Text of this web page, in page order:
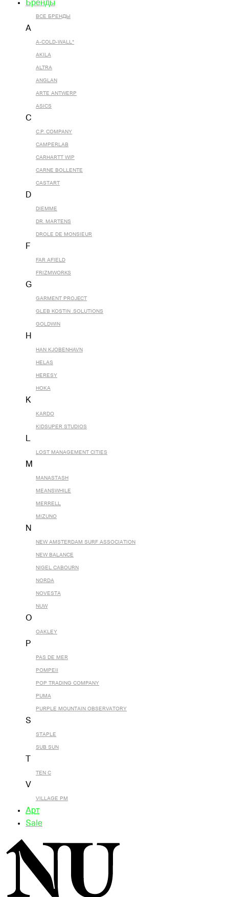
Бренды
ВСЕ БРЕНДЫ
A
A-COLD-WALL*
AKILA
ALTRA
ANGLAN
ARTE ANTWERP
ASICS
C
C.P. COMPANY
CAMPERLAB
CARHARTT WIP
CARNE BOLLENTE
CASTART
D
DIEMME
DR. MARTENS
DROLE DE MONSIEUR
F
FAR AFIELD
FRIZMWORKS
G
GARMENT PROJECT
GLEB KOSTIN .SOLUTIONS
GOLDWIN
H
HAN KJOBENHAVN
HELAS
HERESY
HOKA
K
KARDO
KIDSUPER STUDIOS
L
LOST MANAGEMENT CITIES
M
MANASTASH
MEANSWHILE
MERRELL
MIZUNO
N
NEW AMSTERDAM SURF ASSOCIATION
NEW BALANCE
NIGEL CABOURN
NORDA
NOVESTA
NUW
O
OAKLEY
P
PAS DE MER
POMPEII
POP TRADING COMPANY
PUMA
PURPLE MOUNTAIN OBSERVATORY
S
STAPLE
SUB SUN
TEN C
V
VILLAGE PM
Арт
Sale